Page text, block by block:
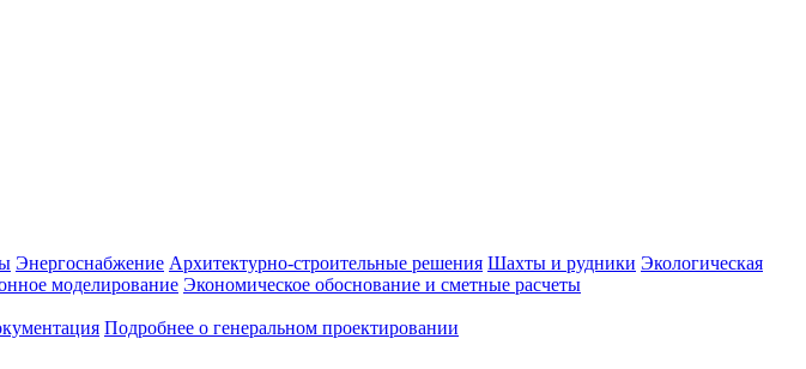
Энергоснабжение Архитектурно-строительные решения Шахты и рудники Экологическая
моделирование Экономическое обоснование и сметные расчеты
Подробнее о генеральном проектировании